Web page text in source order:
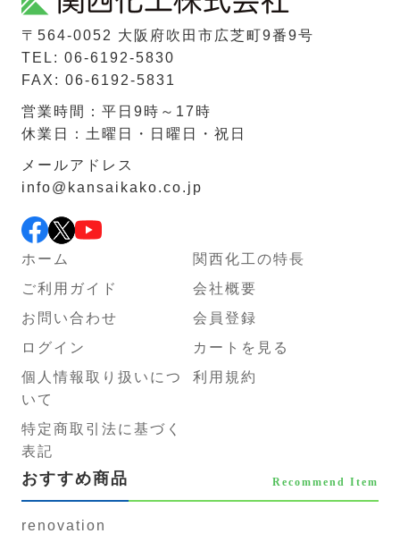
〒564-0052 ⼤阪府吹⽥市広芝町9番9号
TEL: 06-6192-5830
FAX: 06-6192-5831
営業時間：平日9時～17時
休業日：土曜日・日曜日・祝日
メールアドレス
info@kansaikako.co.jp
ホーム
関西化工の特長
ご利用ガイド
会社概要
お問い合わせ
会員登録
ログイン
カートを見る
個人情報取り扱いにつ
いて
利用規約
特定商取引法に基づく
表記
おすすめ商品 Recommend Item
renovation